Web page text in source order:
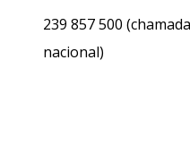
239 857 500
nacional)